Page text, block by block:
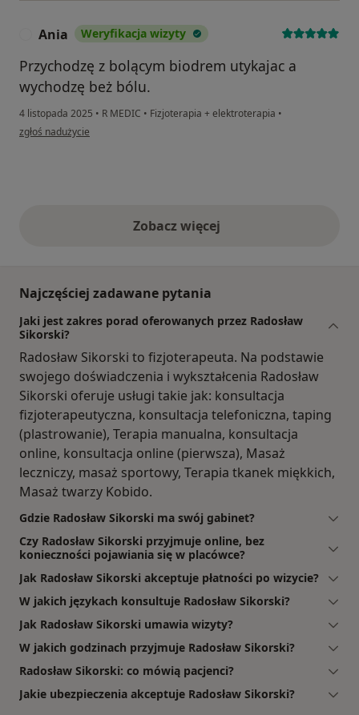
Ania Weryfikacja wizyty
Przychodzę z bolącym biodrem utykajac a
wychodzę beż bólu.
4 listopada 2025 • R MEDIC • Fizjoterapia + elektroterapia •
w opinii użytkownika Ania
zgłoś nadużycie
Zobacz więcejopinie powyżej
Najczęściej zadawane pytania
Jaki jest zakres porad oferowanych przez Radosław
Sikorski?
Radosław Sikorski to fizjoterapeuta. Na podstawie
swojego doświadczenia i wykształcenia Radosław
Sikorski oferuje usługi takie jak: konsultacja
fizjoterapeutyczna, konsultacja telefoniczna, taping
(plastrowanie), Terapia manualna, konsultacja
online, konsultacja online (pierwsza), Masaż
leczniczy, masaż sportowy, Terapia tkanek miękkich,
Masaż twarzy Kobido.
Gdzie Radosław Sikorski ma swój gabinet?
Czy Radosław Sikorski przyjmuje online, bez
konieczności pojawiania się w placówce?
Jak Radosław Sikorski akceptuje płatności po wizycie?
W jakich językach konsultuje Radosław Sikorski?
Jak Radosław Sikorski umawia wizyty?
W jakich godzinach przyjmuje Radosław Sikorski?
Radosław Sikorski: co mówią pacjenci?
Jakie ubezpieczenia akceptuje Radosław Sikorski?